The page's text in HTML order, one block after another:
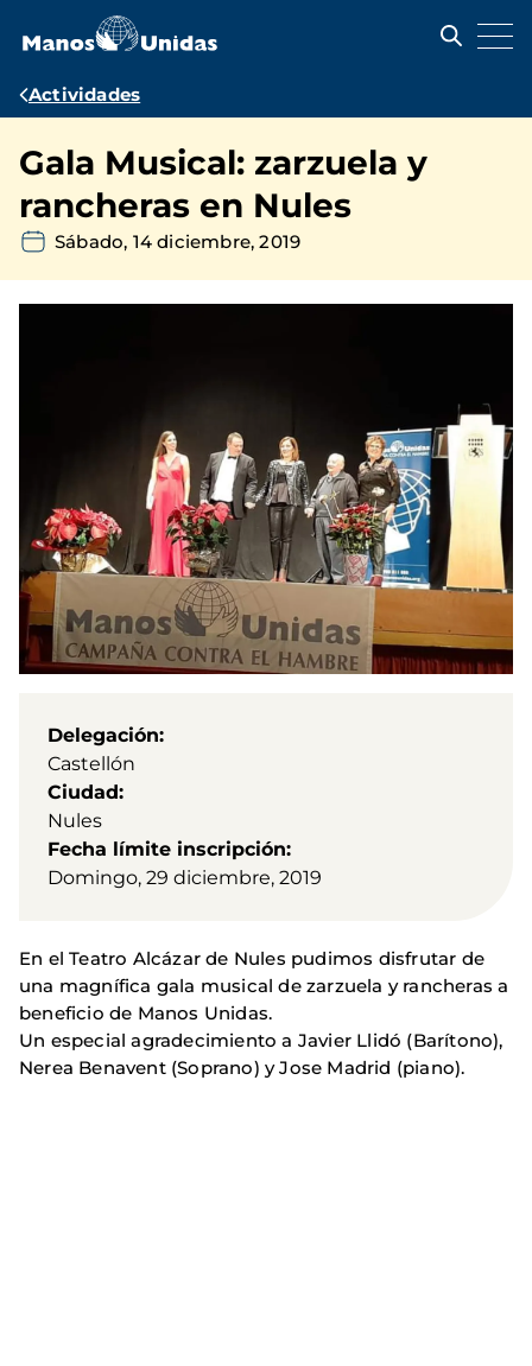
contenido
Ruta
navegación
Actividades
Gala Musical: zarzuela y
rancheras en Nules
Sábado, 14 diciembre, 2019
Delegación
Castellón
Ciudad
Nules
Fecha límite inscripción
Domingo, 29 diciembre, 2019
En el Teatro Alcázar de Nules pudimos disfrutar de
una magnífica gala musical de zarzuela y rancheras a
beneficio de Manos Unidas.
Un especial agradecimiento a Javier Llidó (Barítono),
Nerea Benavent (Soprano) y Jose Madrid (piano).